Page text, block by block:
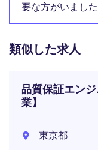
要な方がいました
類似した求人
品質保証エン
業】
東京都